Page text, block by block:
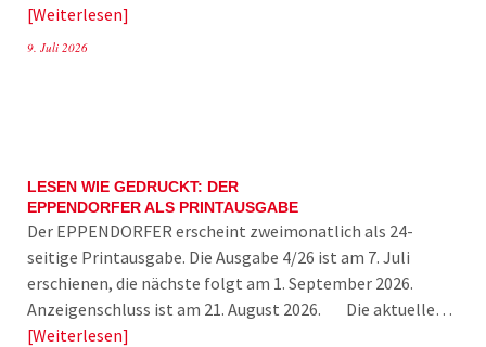
Weiterlesen
9. Juli 2026
LESEN WIE GEDRUCKT: DER
EPPENDORFER ALS PRINTAUSGABE
Der EPPENDORFER erscheint zweimonatlich als 24-
seitige Printausgabe. Die Ausgabe 4/26 ist am 7. Juli
erschienen, die nächste folgt am 1. September 2026.
Anzeigenschluss ist am 21. August 2026. Die aktuelle…
Weiterlesen